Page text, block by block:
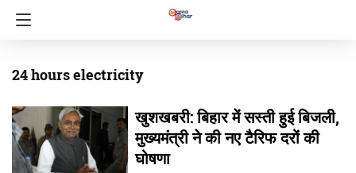
24 hours electricity
खुशखबरी: बिहार में सस्ती हुई बिजली,
मुख्यमंत्री ने की नए टैरिफ दरों की
घोषणा